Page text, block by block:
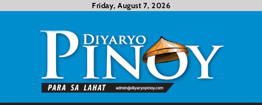
Friday, August 7, 2026